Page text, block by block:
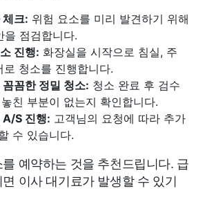
체크: 위험 요소를 미리 발견하기 위해
을 점검합니다.
진행: 화장실을 시작으로 침실, 주
로 청소를 진행합니다.
꼼한 정밀 청소: 청소 완료 후 검수
친 부분이 없는지 확인합니다.
A/S 진행: 고객님의 요청에 따라 추가
수 있습니다.
예약하는 것을 추천드립니다. 급
이사 대기료가 발생할 수 있기